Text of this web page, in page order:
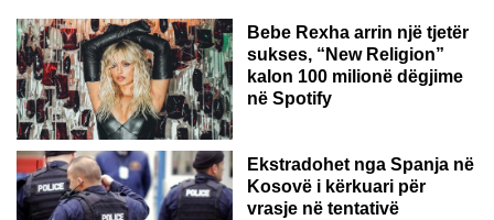
Bebe Rexha arrin një tjetër
sukses, “New Religion”
kalon 100 milionë dëgjime
në Spotify
Ekstradohet nga Spanja në
Kosovë i kërkuari për
vrasje në tentativë